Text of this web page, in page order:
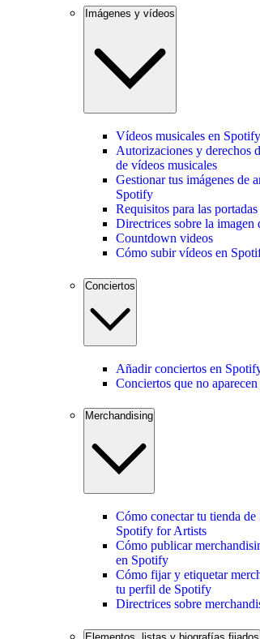
Imágenes y vídeos
Vídeos musicales en Spotify
Autorizaciones y derechos
de vídeos musicales
Gestionar tus imágenes de
Spotify
Requisitos para las portadas
Directrices sobre la imagen
Countdown videos
Cómo subir vídeos en
Conciertos
Añadir conciertos en
Conciertos que no
Merchandising
Cómo conectar tu tienda de
Spotify for Artists
Cómo publicar
en Spotify
Cómo fijar y etiquetar
tu perfil de Spotify
Directrices sobre